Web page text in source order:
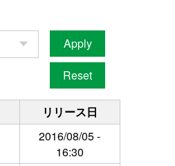
リリース日
2016/08/05 -
16:30